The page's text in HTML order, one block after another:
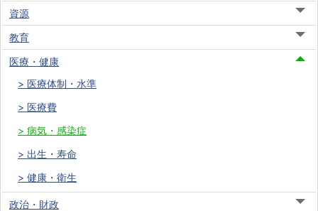
資源
教育
医療・健康
医療体制・水準
医療費
病気・感染症
出生・寿命
健康・衛生
政治・財政